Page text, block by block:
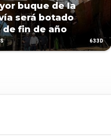
buque de la
será botado
de fin de año
633D